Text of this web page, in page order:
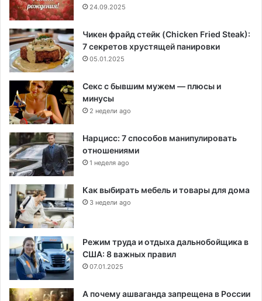
24.09.2025
Чикен фрайд стейк (Chicken Fried Steak):
7 секретов хрустящей панировки
05.01.2025
Секс с бывшим мужем — плюсы и
минусы
2 недели ago
Нарцисс: 7 способов манипулировать
отношениями
1 неделя ago
Как выбирать мебель и товары для дома
3 недели ago
Режим труда и отдыха дальнобойщика в
США: 8 важных правил
07.01.2025
А почему ашваганда запрещена в России